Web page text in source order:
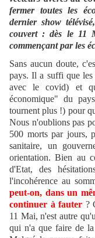
fermer toutes les
dernier show
couvert : dès le 11
commençant par les
Sans aucun doute,
pays. Il a suffi que
avec le covid) et
économique" du
tournent plus !) pour
Nous n'oublions pas
500 morts par jours,
sanitaire, un
orientation. Bien au
d'Etat, des
l'incohérence au
peut-on, dans un
continuer à fauter ?
11 Mai, n'est autre
qui n'a que faire de